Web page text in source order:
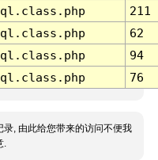
211
62
94
76
录, 由此给您带来的访问不便我
.